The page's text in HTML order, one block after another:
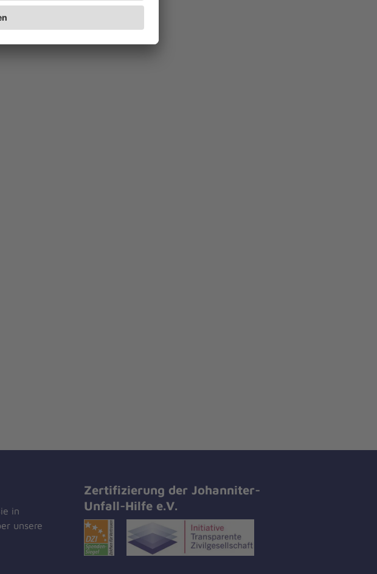
in
unsere
Zertifizierung der Johanniter-
Unfall-Hilfe e.V.